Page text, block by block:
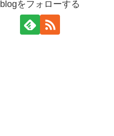
blogをフォローする